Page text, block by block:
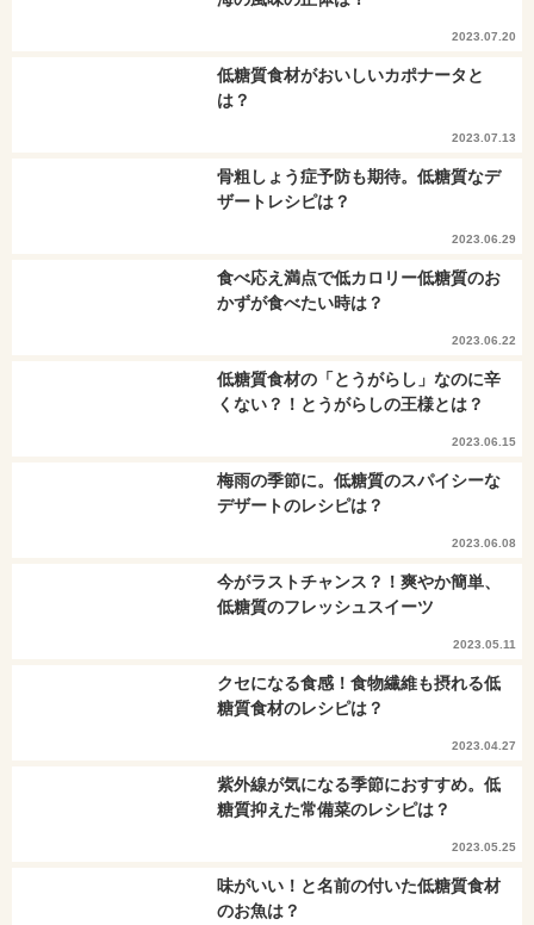
2023.07.20
低糖質食材がおいしいカポナータと
は？
2023.07.13
骨粗しょう症予防も期待。低糖質なデ
ザートレシピは？
2023.06.29
食べ応え満点で低カロリー低糖質のお
かずが食べたい時は？
2023.06.22
低糖質食材の「とうがらし」なのに辛
くない？！とうがらしの王様とは？
2023.06.15
梅雨の季節に。低糖質のスパイシーな
デザートのレシピは？
2023.06.08
今がラストチャンス？！爽やか簡単、
低糖質のフレッシュスイーツ
2023.05.11
クセになる食感！食物繊維も摂れる低
糖質食材のレシピは？
2023.04.27
紫外線が気になる季節におすすめ。低
糖質抑えた常備菜のレシピは？
2023.05.25
味がいい！と名前の付いた低糖質食材
のお魚は？